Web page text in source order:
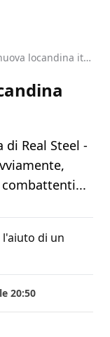
Real Steel: la nuova locandina italiana
Real Steel -
combattenti...
l'aiuto di un
20:50